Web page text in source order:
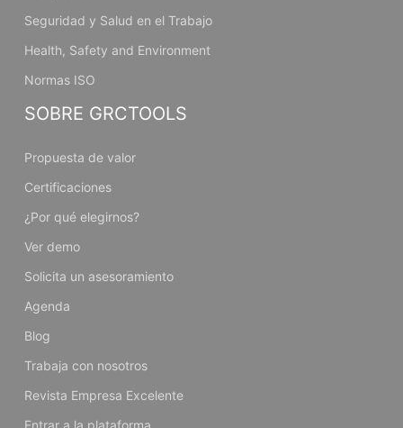
Seguridad y Salud en el Trabajo
Health, Safety and Environment
Normas ISO
SOBRE GRCTOOLS
Propuesta de valor
Certificaciones
¿Por qué elegirnos?
Ver demo
Solicita un asesoramiento
Agenda
Blog
Trabaja con nosotros
Revista Empresa Excelente
Entrar a la plataforma